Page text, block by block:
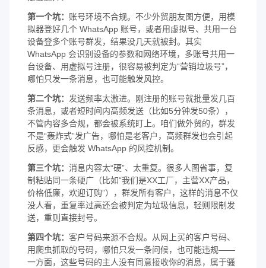
第一个坑： 账号环境不合规。不少外贸朋友图方便，用模
拟器登好几个 WhatsApp 账号，或者用虚拟号、共用一台
设备登多个账号群发，结果没几天就被封。其实
WhatsApp 会识别设备的参数和网络环境，多账号共用一
台设备、用虚拟号注册，很容易被判定为“营销垃圾号”，
哪怕只发一条消息，也可能触发风控。
第二个坑： 发送频率太激进。刚注册的账号就批量发几百
条消息，或者短时间内高频发送（比如5分钟发50条），
不管内容多合规，都会被系统盯上。咱们做外贸的，群发
不是“轰炸式”发广告，哪怕是老客户，高频群发也会引起
反感，更会触发 WhatsApp 的风控机制。
第三个坑： 消息内容太“硬”、太重复。很多人图省事，复
制粘贴同一条硬广（比如“我们是XX工厂，主营XX产品，
价格低廉，欢迎订购”），群发所有客户，这样的消息不仅
没人看，重复率过高还会被判定为垃圾信息，轻则限制发
送，重则直接封号。
第四个坑： 客户号码来源不合规。从网上买的客户号码、
用爬虫抓取的号码，哪怕只发一条问候，也可能违规——
一方面，这些号码的主人没有同意接收你的消息，属于骚